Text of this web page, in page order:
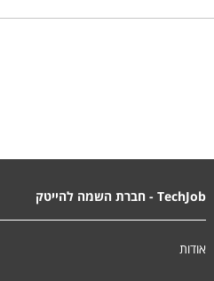
TechJob - חברת השמה להייטק
אודות